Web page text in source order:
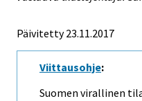
Päivitetty 23.11.2017
Viittausohje:
Suomen virallinen